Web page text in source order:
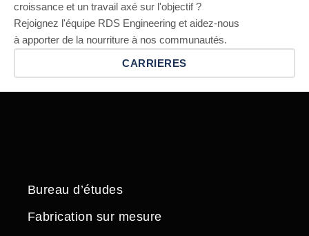
croissance et un travail axé sur l'objectif ?
Rejoignez l'équipe RDS Engineering et aidez-nous
à apporter de la nourriture à nos communautés.
CARRIERES
Bureau d’études
Fabrication sur mesure